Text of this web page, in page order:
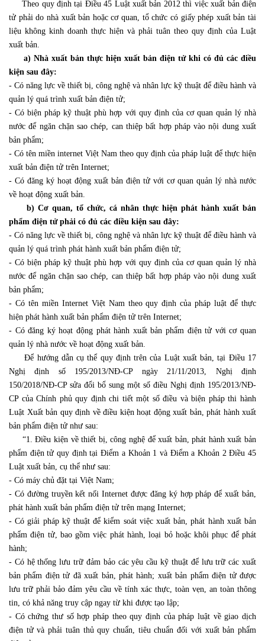
Theo quy định tại Điều 45 Luật xuất bản 2012 thì việc xuất bản điện
tử phải do nhà xuất bản hoặc cơ quan, tổ chức có giấy phép xuất bản tài
liệu không kinh doanh thực hiện và phải tuân theo quy định của Luật
xuất bản.
a) Nhà xuất bản thực hiện xuất bản điện tử khi có đủ các điều
kiện sau đây:
- Có năng lực về thiết bị, công nghệ và nhân lực kỹ thuật để điều hành và
quản lý quá trình xuất bản điện tử;
- Có biện pháp kỹ thuật phù hợp với quy định của cơ quan quản lý nhà
nước để ngăn chặn sao chép, can thiệp bất hợp pháp vào nội dung xuất
bản phẩm;
- Có tên miền internet Việt Nam theo quy định của pháp luật để thực hiện
xuất bản điện tử trên Internet;
- Có đăng ký hoạt động xuất bản điện tử với cơ quan quản lý nhà nước
về hoạt động xuất bản.
b) Cơ quan, tổ chức, cá nhân thực hiện phát hành xuất bản
phẩm điện tử phải có đủ các điều kiện sau đây:
- Có năng lực về thiết bị, công nghệ và nhân lực kỹ thuật để điều hành và
quản lý quá trình phát hành xuất bản phẩm điện tử;
- Có biện pháp kỹ thuật phù hợp với quy định của cơ quan quản lý nhà
nước để ngăn chặn sao chép, can thiệp bất hợp pháp vào nội dung xuất
bản phẩm;
- Có tên miền Internet Việt Nam theo quy định của pháp luật để thực
hiện phát hành xuất bản phẩm điện tử trên Internet;
- Có đăng ký hoạt động phát hành xuất bản phẩm điện tử với cơ quan
quản lý nhà nước về hoạt động xuất bản.
Để hướng dẫn cụ thể quy định trên của Luật xuất bản, tại Điều 17
Nghị định số 195/2013/NĐ-CP ngày 21/11/2013, Nghị định
150/2018/NĐ-CP sửa đổi bổ sung một số điều Nghị định 195/2013/NĐ-
CP của Chính phủ quy định chi tiết một số điều và biện pháp thi hành
Luật Xuất bản quy định về điều kiện hoạt động xuất bản, phát hành xuất
bản phẩm điện tử như sau:
“1. Điều kiện về thiết bị, công nghệ để xuất bản, phát hành xuất bản
phẩm điện tử quy định tại Điểm a Khoản 1 và Điểm a Khoản 2 Điều 45
Luật xuất bản, cụ thể như sau:
- Có máy chủ đặt tại Việt Nam;
- Có đường truyền kết nối Internet được đăng ký hợp pháp để xuất bản,
phát hành xuất bản phẩm điện tử trên mạng Internet;
- Có giải pháp kỹ thuật để kiểm soát việc xuất bản, phát hành xuất bản
phẩm điện tử, bao gồm việc phát hành, loại bỏ hoặc khôi phục để phát
hành;
- Có hệ thống lưu trữ đảm bảo các yêu cầu kỹ thuật để lưu trữ các xuất
bản phẩm điện tử đã xuất bản, phát hành; xuất bản phẩm điện tử được
lưu trữ phải bảo đảm yêu cầu về tính xác thực, toàn vẹn, an toàn thông
tin, có khả năng truy cập ngay từ khi được tạo lập;
- Có chứng thư số hợp pháp theo quy định của pháp luật về giao dịch
điện tử và phải tuân thủ quy chuẩn, tiêu chuẩn đối với xuất bản phẩm